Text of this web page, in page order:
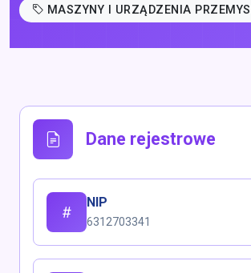
MASZYNY I URZĄDZENIA
Dane rejestrowe
NIP
6312703341